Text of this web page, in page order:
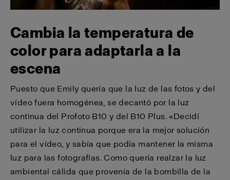
Cambia la temperatura de
color para adaptarla a la
escena
Puesto que Emily quería que la luz de las fotos y del
vídeo fuera homogénea, se decantó por la luz
continua del Profoto B10 y del B10 Plus. «Decidí
utilizar la luz continua porque era la mejor solución
para el vídeo, y sabía que podía mantener la misma
luz para las fotografías. Como quería realzar la luz
ambiental cálida que provenía de la bombilla de la